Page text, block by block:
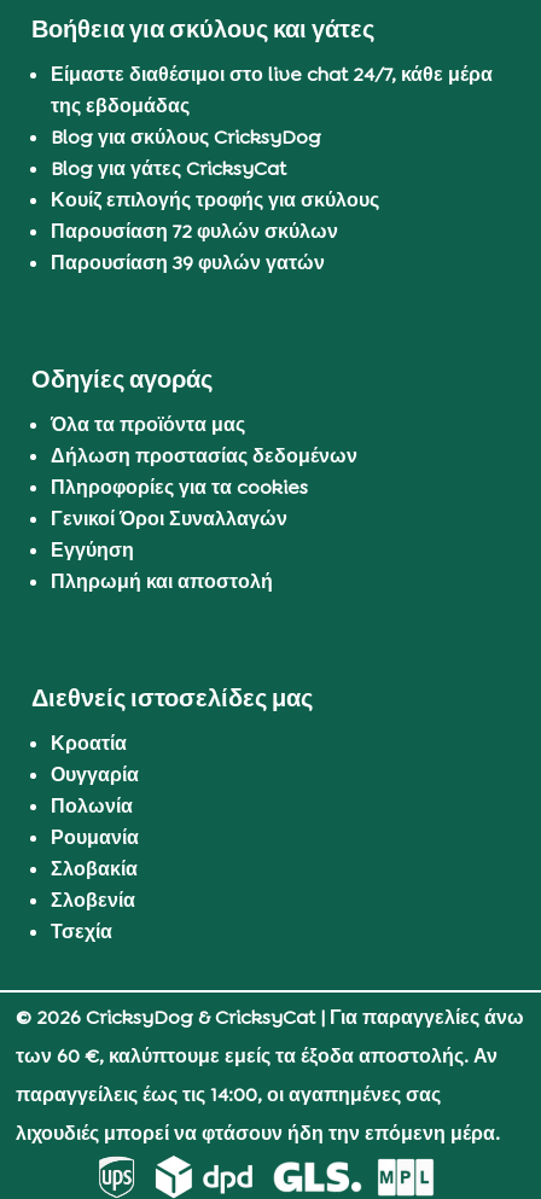
Βοήθεια για σκύλους και γάτες
Είμαστε διαθέσιμοι στο live chat 24/7, κάθε μέρα
της εβδομάδας
Blog για σκύλους CricksyDog
Blog για γάτες CricksyCat
Κουίζ επιλογής τροφής για σκύλους
Παρουσίαση 72 φυλών σκύλων
Παρουσίαση 39 φυλών γατών
Οδηγίες αγοράς
Όλα τα προϊόντα μας
Δήλωση προστασίας δεδομένων
Πληροφορίες για τα cookies
Γενικοί Όροι Συναλλαγών
Εγγύηση
Πληρωμή και αποστολή
Διεθνείς ιστοσελίδες μας
Κροατία
Ουγγαρία
Πολωνία
Ρουμανία
Σλοβακία
Σλοβενία
Τσεχία
© 2026 CricksyDog & CricksyCat| Για παραγγελίες άνω
των 60 €, καλύπτουμε εμείς τα έξοδα αποστολής. Αν
παραγγείλεις έως τις 14:00, οι αγαπημένες σας
λιχουδιές μπορεί να φτάσουν ήδη την επόμενη μέρα.